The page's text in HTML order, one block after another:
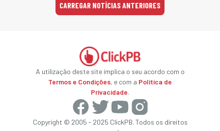
CARREGAR NOTÍCIAS ANTERIORES
A utilização deste site implica o seu acordo com o
Termos e Condições, e com a Política de
Privacidade.
Copyright © 2005 - 2025 ClickPB. Todos os direitos